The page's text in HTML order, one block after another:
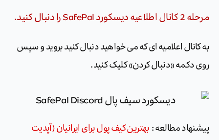
مرحله 2 کانال اطلاعیه دیسکورد SafePal را دنبال کنید.
به کانال اعلامیه ای که می خواهید دنبال کنید بروید و سپس
روی دکمه «دنبال کردن» کلیک کنید.
پیشنهاد مطالعه : بهترین کیف پول برای ایرانیان (آپدیت